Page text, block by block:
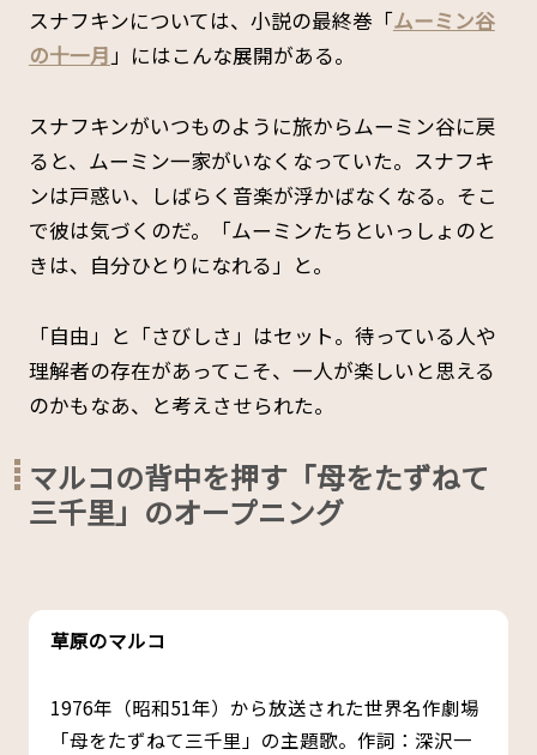
スナフキンについては、小説の最終巻「ムーミン谷
の十一月」にはこんな展開がある。
スナフキンがいつものように旅からムーミン谷に戻
ると、ムーミン一家がいなくなっていた。スナフキ
ンは戸惑い、しばらく音楽が浮かばなくなる。そこ
で彼は気づくのだ。「ムーミンたちといっしょのと
きは、自分ひとりになれる」と。
「自由」と「さびしさ」はセット。待っている人や
理解者の存在があってこそ、一人が楽しいと思える
のかもなあ、と考えさせられた。
マルコの背中を押す「母をたずねて
三千里」のオープニング
草原のマルコ
1976年（昭和51年）から放送された世界名作劇場
「母をたずねて三千里」の主題歌。作詞：深沢一